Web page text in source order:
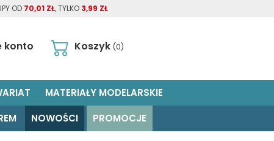
OD 70,01 ZŁ, TYLKO 3,99 ZŁ
konto Koszyk (0)
MATERIAŁY MODELARSKIE
NOWOŚCI PROMOCJE